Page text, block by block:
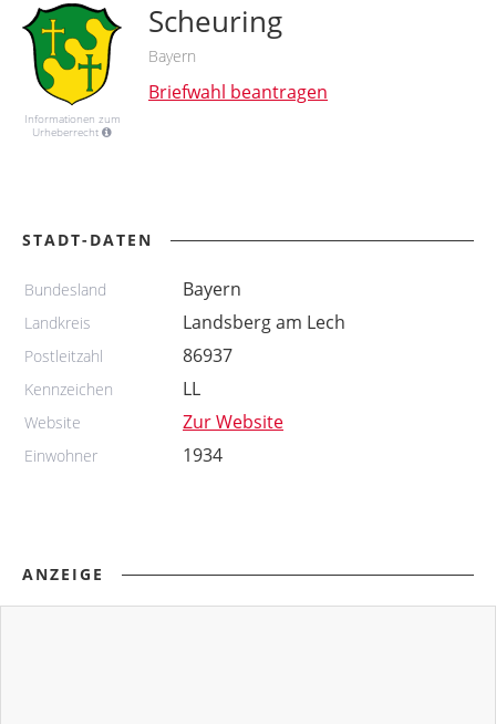
Informationen zum
Urheberrecht
Scheuring
Bayern
Briefwahl beantragen
STADT-DATEN
Bundesland Bayern
Landkreis Landsberg am Lech
Postleitzahl 86937
Kennzeichen LL
Website Zur Website
Einwohner 1934
ANZEIGE